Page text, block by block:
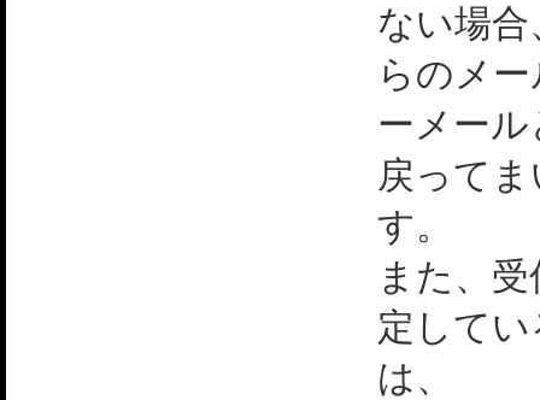
ない場
らのメ
ーメー
戻って
す。
また、
定して
は、